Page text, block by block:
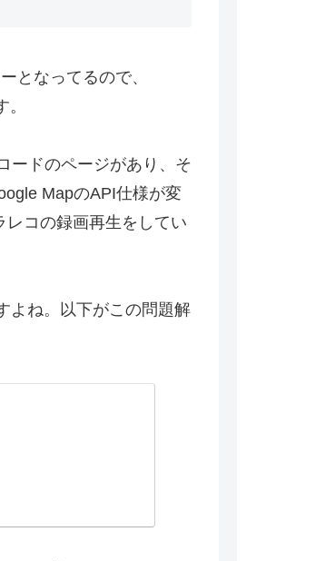
となってるので、
ードのページがあり、そ
MapのAPI仕様が変
コの録画再生をしてい
よね。以下がこの問題解